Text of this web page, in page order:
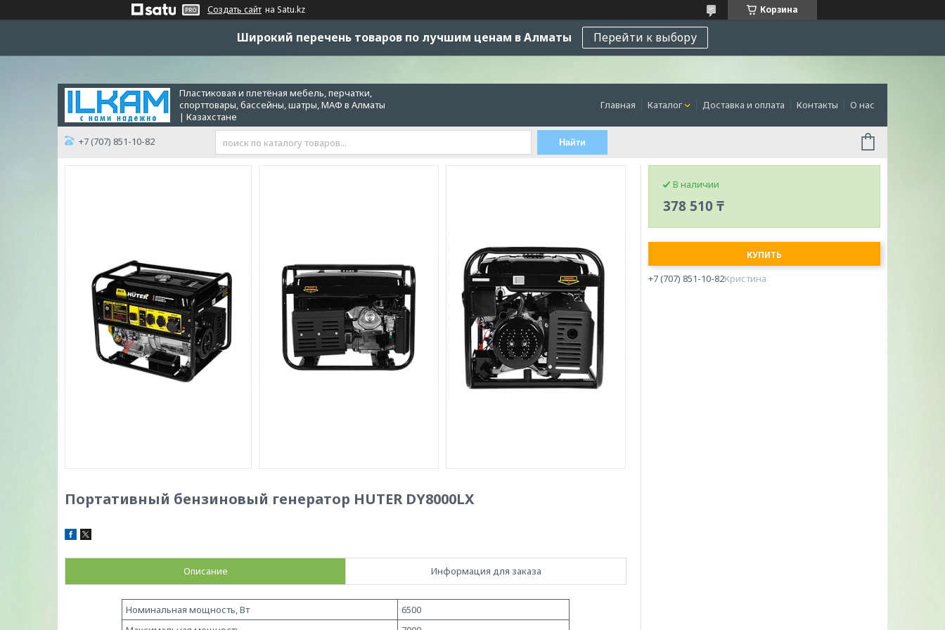
Создать сайт на Satu.kz Корзина
Широкий перечень товаров по лучшим ценам в Алматы Перейти к выбору
Пластиковая и плетёная мебель, перчатки,
спорттовары, бассейны, шатры, МАФ в Алматы
| Казахстане
Главная Каталог Доставка и оплата Контакты О нас
+7 (707) 851-10-82 Найти
Портативный бензиновый генератор HUTER DY8000LX
Описание Информация для заказа
Номинальная мощность, Вт
6500
В наличии
378 510 ₸
КУПИТЬ
+7 (707) 851-10-82Кристина